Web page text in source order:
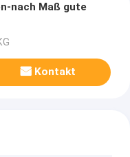
nach Maß gute
Kontakt